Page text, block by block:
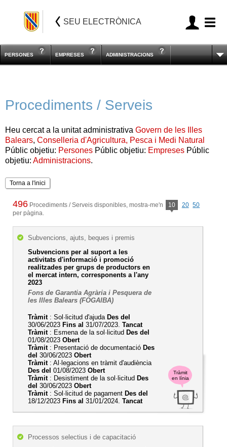
SEU ELECTRÒNICA
PERSONES EMPRESES ADMINISTRACIONS
Procediments / Serveis
Heu cercat a la unitat administrativa Govern de les Illes
Balears, Conselleria d'Agricultura, Pesca i Medi Natural
Públic objetiu: Persones Públic objetiu: Empreses Públic
objetiu: Administracions.
Torna a l'inici
496 Procediments / Serveis disponibles, mostra-me'n 10 20 50
per pàgina.
Tràmit
en línia
Subvencions, ajuts, beques i premis
Subvencions per al suport a les
activitats d'informació i promoció
realitzades per grups de productors en
el mercat intern, corresponents a l'any
2023
Fons de Garantia Agrària i Pesquera de
les Illes Balears (FOGAIBA)
Tràmit: Sol·licitud d'ajuda Des del
30/06/2023 Fins al 31/07/2023. Tancat
Tràmit: Esmena de la sol·licitud Des del
01/08/2023 Obert
Tràmit: Presentació de documentació Des
del 30/06/2023 Obert
Tràmit: Al·legacions en tràmit d'audiència
Des del 01/08/2023 Obert
Tràmit: Desistiment de la sol·licitud Des
del 30/06/2023 Obert
Tràmit: Sol·licitud de pagament Des del
18/12/2023 Fins al 31/01/2024. Tancat
Processos selectius i de capacitació